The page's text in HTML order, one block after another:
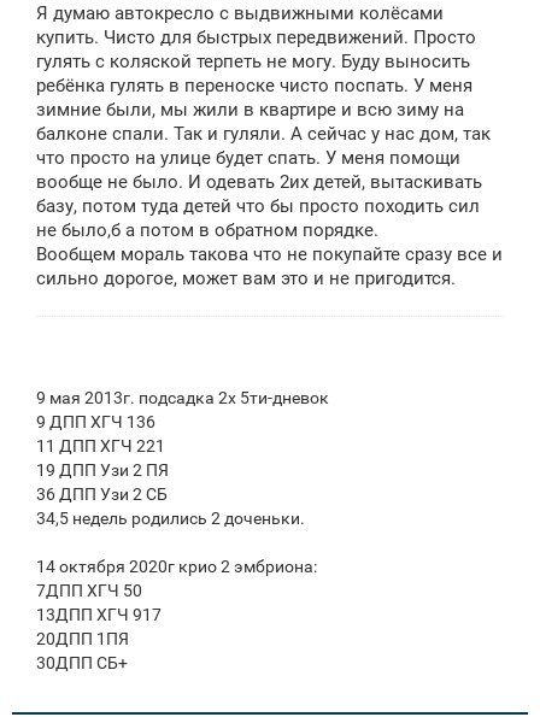
Я думаю автокресло с выдвижными колёсами
купить. Чисто для быстрых передвижений. Просто
гулять с коляской терпеть не могу. Буду выносить
ребёнка гулять в переноске чисто поспать. У меня
зимние были, мы жили в квартире и всю зиму на
балконе спали. Так и гуляли. А сейчас у нас дом, так
что просто на улице будет спать. У меня помощи
вообще не было. И одевать 2их детей, вытаскивать
базу, потом туда детей что бы просто походить сил
не было,б а потом в обратном порядке.
Вообщем мораль такова что не покупайте сразу все и
сильно дорогое, может вам это и не пригодится.
9 мая 2013г. подсадка 2х 5ти-дневок
9 ДПП ХГЧ 136
11 ДПП ХГЧ 221
19 ДПП Узи 2 ПЯ
36 ДПП Узи 2 СБ
34,5 недель родились 2 доченьки.
14 октября 2020г крио 2 эмбриона:
7ДПП ХГЧ 50
13ДПП ХГЧ 917
20ДПП 1ПЯ
30ДПП СБ+